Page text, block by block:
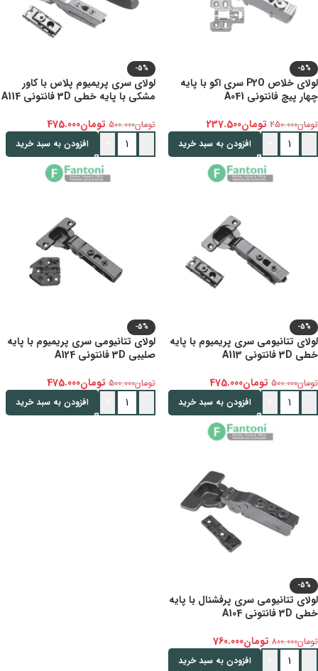
-5%
لولای خلاص P2O سری اکو با پایه
چهار پیچ فانتونی A041
تومان250.000 تومان237.500
افزودن به سبد خرید
-5%
لولای سری پریمیوم پلاس با کاور
مشکی با پایه خطی 3D فانتونی A114
تومان500.000 تومان475.000
افزودن به سبد خرید
-5%
لولای تتانیومی سری پریمیوم با پایه
خطی 3D فانتونی A113
تومان500.000 تومان475.000
افزودن به سبد خرید
-5%
لولای تتانیومی سری پریمیوم با پایه
صلیبی 3D فانتونی A124
تومان500.000 تومان475.000
افزودن به سبد خرید
-5%
لولای تتانیومی سری پرفشنال با پایه
خطی 3D فانتونی A104
تومان800.000 تومان760.000
افزودن به سبد خرید